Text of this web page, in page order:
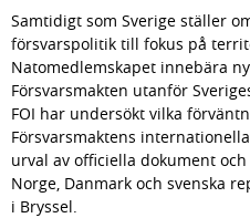
Samtidigt som Sverige ställer
försvarspolitik till fokus på
Natomedlemskapet innebära
Försvarsmakten utanför
FOI har undersökt vilka
Försvarsmaktens
urval av officiella dokument
Norge, Danmark och svenska
i Bryssel.